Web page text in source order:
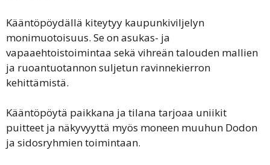
Kääntöpöydällä kiteytyy kaupunkiviljelyn
monimuotoisuus. Se on asukas- ja
vapaaehtoistoimintaa sekä vihreän talouden mallien
ja ruoantuotannon suljetun ravinnekierron
kehittämistä.
Kääntöpöytä paikkana ja tilana tarjoaa uniikit
puitteet ja näkyvyyttä myös moneen muuhun Dodon
ja sidosryhmien toimintaan.